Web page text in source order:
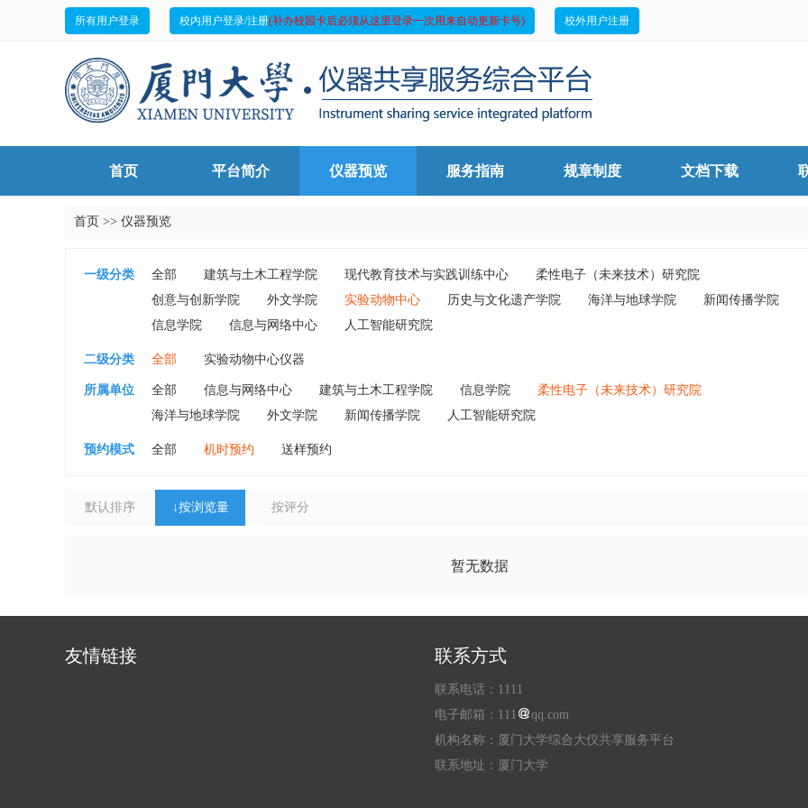
所有用户登录 校内用户登录/注册(补办校园卡后必须从这里登录一次用来自动更新卡号) 校外用户注册
首页 平台简介 仪器预览 服务指南 规章制度 文档下载
首页 >> 仪器预览
一级分类 全部 建筑与土木工程学院 现代教育技术与实践训练中心
柔性电子（未来技术）研究院
创意与创新学院
外文学院 实验动物中心 历史与文化遗产学院 海洋与地球学院
新闻传播学院
信息学院
信息与网络中心 人工智能研究院
二级分类 全部 实验动物中心仪器
所属单位 全部 信息与网络中心 建筑与土木工程学院 信息学院
柔性电子（未来技术）研究院
海洋与地球学院
外文学院 新闻传播学院 人工智能研究院
预约模式 全部 机时预约 送样预约
默认排序 ↓按浏览量 按评分
暂无数据
友情链接 联系方式
联系电话：1111
电子邮箱：111
qq.com
机构名称：厦门大学综合大仪共享服务平台
联系地址：厦门大学